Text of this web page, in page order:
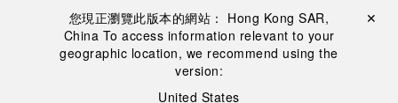
您現正瀏覽此版本的網站： Hong Kong SAR,
China To access information relevant to your
geographic location, we recommend using the
version:
United States
Close ✕